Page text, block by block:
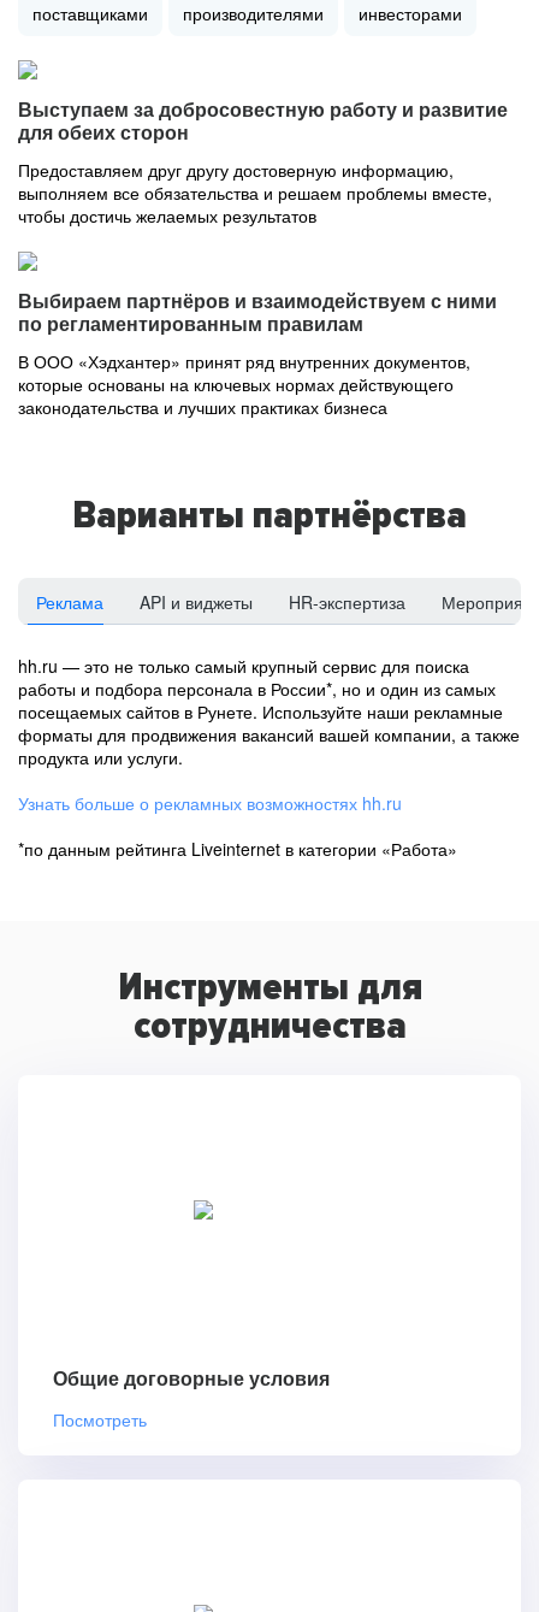
поставщиками производителями инвесторами
Выступаем за добросовестную работу и развитие
для обеих сторон
Предоставляем друг другу достоверную информацию,
выполняем все обязательства и решаем проблемы вместе,
чтобы достичь желаемых результатов
Выбираем партнёров и взаимодействуем с ними
по регламентированным правилам
В ООО «Хэдхантер» принят ряд внутренних документов,
которые основаны на ключевых нормах действующего
законодательства и лучших практиках бизнеса
Варианты партнёрства
Реклама API и виджеты HR-экспертиза
hh.ru — это не только самый крупный сервис для поиска
работы и подбора персонала в России*, но и один из самых
посещаемых сайтов в Рунете. Используйте наши рекламные
форматы для продвижения вакансий вашей компании, а также
продукта или услуги.
Узнать больше о рекламных возможностях hh.ru
*по данным рейтинга Liveinternet в категории «Работа»
Инструменты для
сотрудничества
Общие договорные условия
Посмотреть